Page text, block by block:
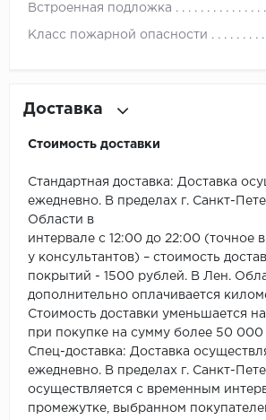
Встроенная подложка
Класс пожарной опасности
Доставка
Стоимость доставки
Стандартная доставка: Доставка
ежедневно. В пределах г. Санкт-
Области в
интервале с 12:00 до 22:00 (точное
у консультантов) – стоимость
покрытий - 1500 рублей. В Лен.
дополнительно оплачивается
Стоимость доставки уменьшается
при покупке на сумму более 50 000
Спец-доставка: Доставка
ежедневно. В пределах г. Санкт-
осуществляется с временным
промежутке, выбранном